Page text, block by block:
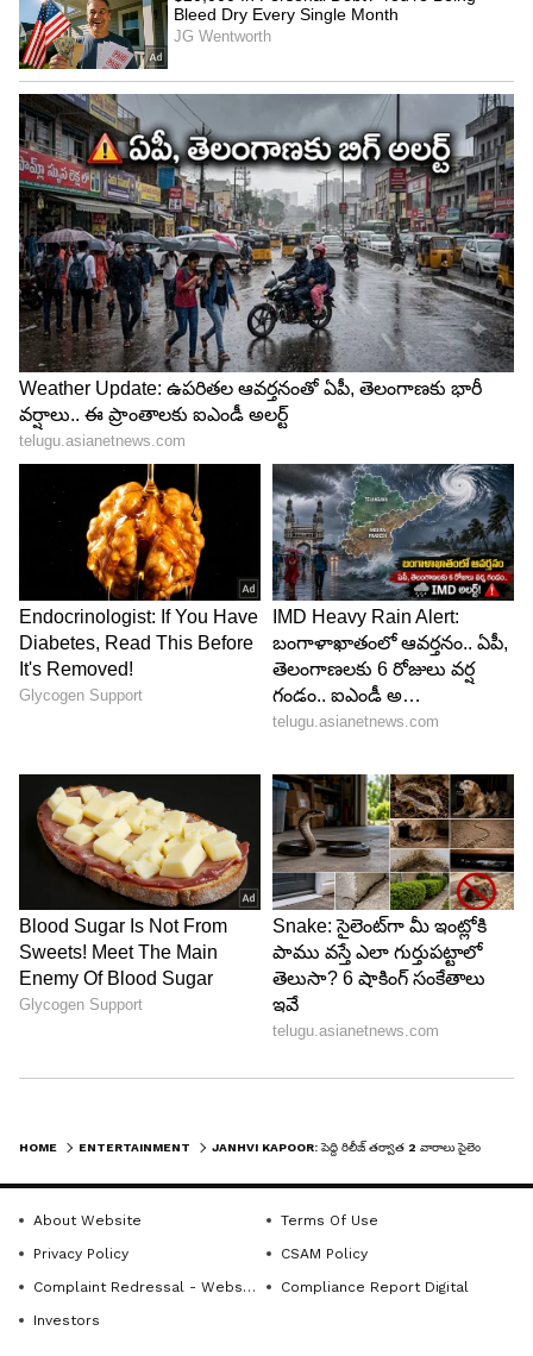
Image Credit : Janhvikapoor Instagram
జాన్వీ పాత్రపై విమర్శలు
పెద్ది చిత్రంలో తన పాత్ర పాత్ర జాన్వీ కపూర్ తీవ్ర
అసంతృప్తిగా ఉందంటూ ప్రచారం జరిగింది. తన పాత్ర పట్ల
విమర్శలు రావడం కూడా జాన్వీని హర్ట్ చేసింది అంటూ బి
టౌన్ లో వార్తలు వచ్చాయి. అందుకే జాన్వీ వీటన్నింటికీ
దూరంగా ఉంటూ సైలెంట్ మైంటైన్ చేసింది అని
అంటున్నారు.
View this post on Instagram
A post shared by Janhvi Kapoor (@janhvikapoor)
5
Image Credit :
HOME ENTERTAINMENT
About Website
Terms Of Use
Privacy Policy
CSAM Policy
Complaint Redressal - Website
Compliance Report Digital
Investors